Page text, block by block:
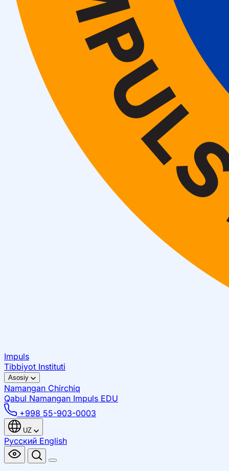
Impuls
Tibbiyot Instituti
Asosiy
Namangan Chirchiq
Qabul Namangan Impuls EDU
+998 55-903-0003
UZ
Русский English